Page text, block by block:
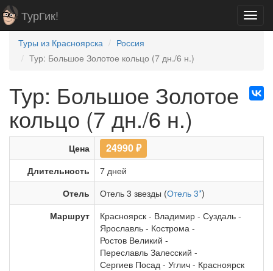
ТурГик!
Туры из Красноярска
Россия
Тур: Большое Золотое кольцо (7 дн./6 н.)
Тур: Большое Золотое
кольцо (7 дн./6 н.)
Цена 24990₽
Длительность
7 дней
Отель
Отель 3 звезды (Отель 3*)
Маршрут
Красноярск - Владимир - Суздаль -
Ярославль - Кострома -
Ростов Великий -
Переславль Залесский -
Сергиев Посад - Углич - Красноярск